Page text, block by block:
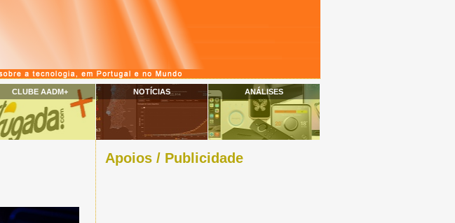
CLUBE AADM+ NOTÍCIAS ANÁLISES
Apoios / Publicidade